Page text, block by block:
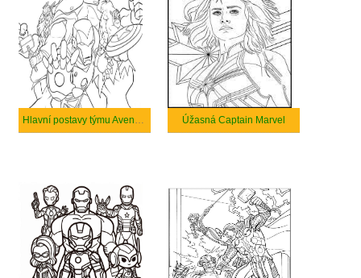
Hlavní postavy týmu Avengers Úžasná Captain Marvel